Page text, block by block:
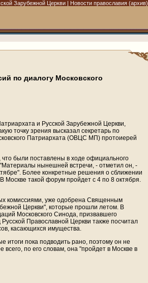
Зарубежной Церкви | Новости православия (архив)
по диалогу Московского
и Русской Зарубежной Церкви,
точку зрения высказал секретарь по
Патриархата (ОВЦС МП) протоиерей
что были поставлены в ходе официального
нынешней встречи, - отметил он, -
Более конкретные решения о сближении
Москве такой форум пройдет с 4 по 8 октября.
комиссиями, уже одобрена Священным
Церкви", которые прошли летом. В
Московского Синода, призвавшего
Православной Церкви также посчитал
касающихся имущества.
итоги пока подводить рано, поэтому он не
по его словам, она "пройдет в Москве в